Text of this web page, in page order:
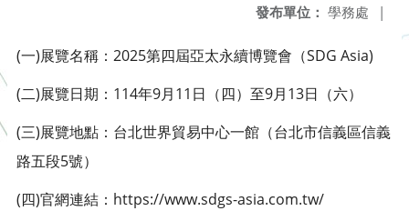
發布單位： 學務處 |
(一)展覽名稱：2025第四屆亞太永續博覽會（SDG Asia)
(二)展覽日期：114年9月11日（四）至9月13日（六）
(三)展覽地點：台北世界貿易中心一館（台北市信義區信義
路五段5號）
(四)官網連結：https://www.sdgs-asia.com.tw/